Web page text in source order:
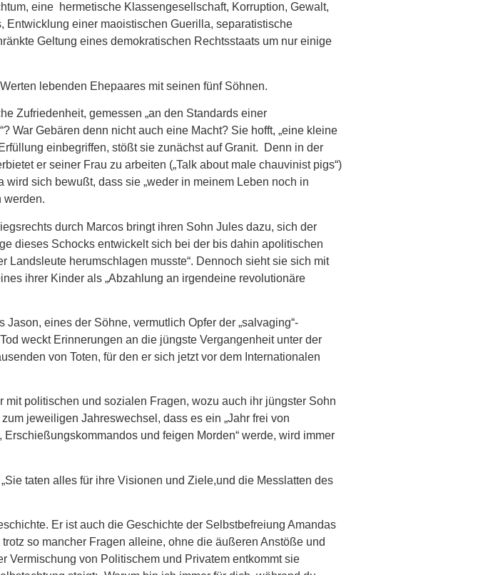
eine hermetische Klassengesellschaft, Korruption, Gewalt,
einer maoistischen Guerilla, separatistische
Geltung eines demokratischen Rechtsstaats um nur einige
lebenden Ehepaares mit seinen fünf Söhnen.
Zufriedenheit, gemessen „an den Standards einer
War Gebären denn nicht auch eine Macht? Sie hofft, „eine kleine
einbegriffen, stößt sie zunächst auf Granit. Denn in der
er seiner Frau zu arbeiten („Talk about male chauvinist pigs“)
sich bewußt, dass sie „weder in meinem Leben noch in
werden.
durch Marcos bringt ihren Sohn Jules dazu, sich der
dieses Schocks entwickelt sich bei der bis dahin apolitischen
Landsleute herumschlagen musste“. Dennoch sieht sie sich mit
ihrer Kinder als „Abzahlung an irgendeine revolutionäre
eines der Söhne, vermutlich Opfer der „salvaging“-
weckt Erinnerungen an die jüngste Vergangenheit unter der
von Toten, für den er sich jetzt vor dem Internationalen
mit politischen und sozialen Fragen, wozu auch ihr jüngster Sohn
jeweiligen Jahreswechsel, dass es ein „Jahr frei von
und feigen Morden“ werde, wird immer
taten alles für ihre Visionen und Ziele,und die Messlatten des
Er ist auch die Geschichte der Selbstbefreiung Amandas
so mancher Fragen alleine, ohne die äußeren Anstöße und
Vermischung von Politischem und Privatem entkommt sie